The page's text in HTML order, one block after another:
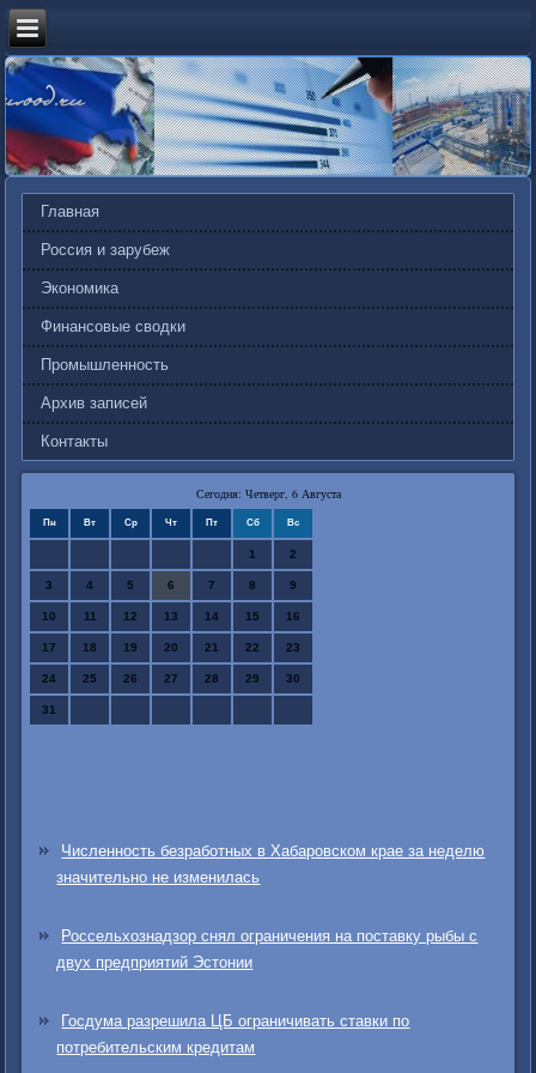
Главная
Россия и зарубеж
Экономика
Финансовые сводки
Промышленность
Архив записей
Контакты
Сегодня: Четверг, 6 Августа
Пн Вт Ср Чт Пт Сб Вс
1 2
3 4 5 6 7 8 9
10 11 12 13 14 15 16
17 18 19 20 21 22 23
24 25 26 27 28 29 30
31
Численность безработных в Хабаровском крае за неделю
значительно не изменилась
Россельхознадзор снял ограничения на поставку рыбы с
двух предприятий Эстонии
Госдума разрешила ЦБ ограничивать ставки по
потребительским кредитам